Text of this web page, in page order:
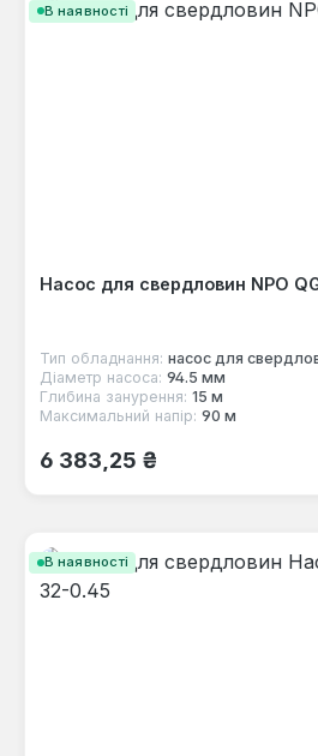
В наявності
Насос для свердловин NPO
Тип обладнання: насос для
Діаметр насоса: 94.5 мм
Глибина занурення: 15 м
Максимальний напір: 90 м
Звичайна ціна:
6 383,25 ₴
В наявності